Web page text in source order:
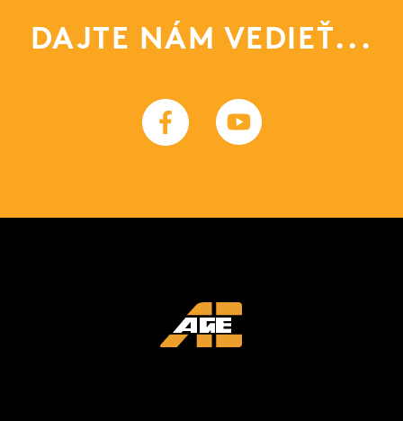
DAJTE NÁM VEDIEŤ...